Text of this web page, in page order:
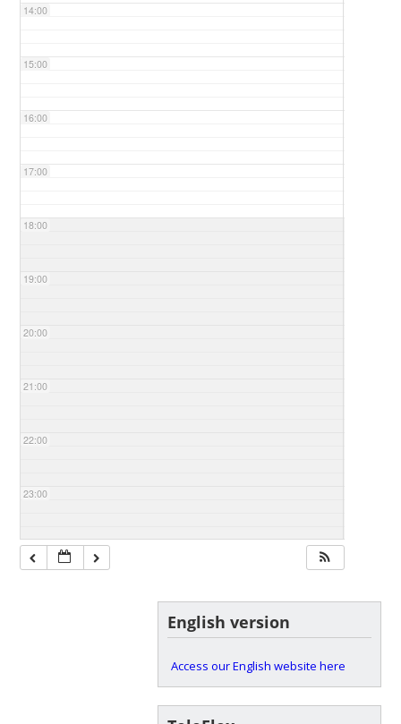
14:00
15:00
16:00
17:00
18:00
19:00
20:00
21:00
22:00
23:00
English version
Access our English website here